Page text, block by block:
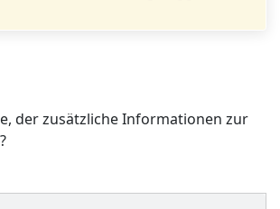
der zusätzliche Informationen zur